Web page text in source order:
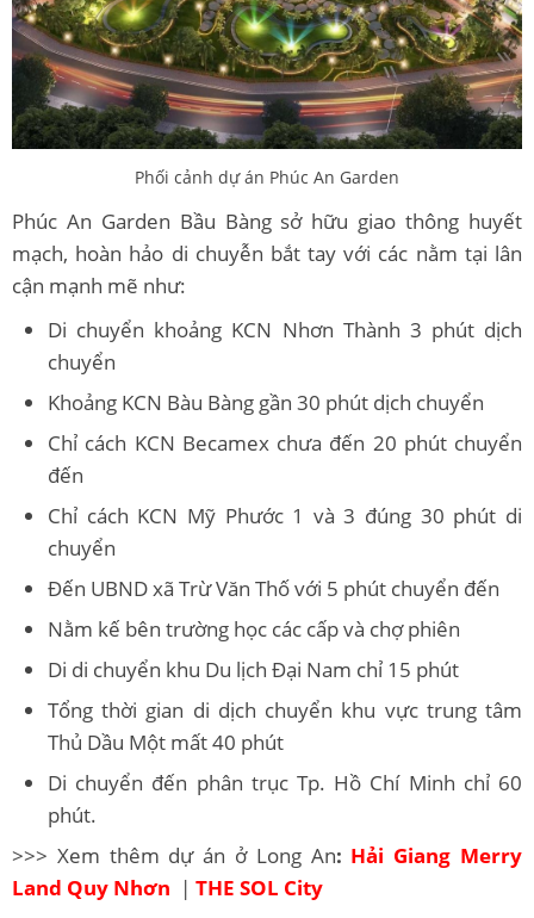
Phối cảnh dự án Phúc An Garden
Phúc An Garden Bầu Bàng sở hữu giao thông huyết
mạch, hoàn hảo di chuyễn bắt tay với các nằm tại lân
cận mạnh mẽ như:
Di chuyển khoảng KCN Nhơn Thành 3 phút dịch
chuyển
Khoảng KCN Bàu Bàng gần 30 phút dịch chuyển
Chỉ cách KCN Becamex chưa đến 20 phút chuyển
đến
Chỉ cách KCN Mỹ Phước 1 và 3 đúng 30 phút di
chuyển
Đến UBND xã Trừ Văn Thố với 5 phút chuyển đến
Nằm kế bên trường học các cấp và chợ phiên
Di di chuyển khu Du lịch Đại Nam chỉ 15 phút
Tổng thời gian di dịch chuyển khu vực trung tâm
Thủ Dầu Một mất 40 phút
Di chuyển đến phân trục Tp. Hồ Chí Minh chỉ 60
phút.
>>> Xem thêm dự án ở Long An: Hải Giang Merry
Land Quy Nhơn | THE SOL City